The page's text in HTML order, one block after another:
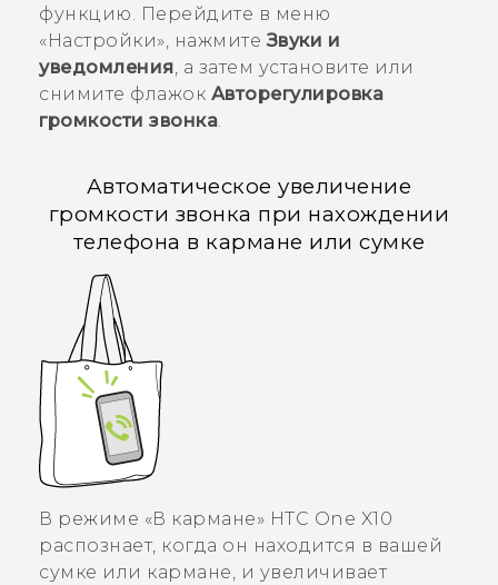
функцию. Перейдите в меню
«Настройки», нажмитеЗвуки и
уведомления , а затем установите или
снимите флажок Авторегулировка
громкости звонка
Автоматическое увеличение
громкости звонка при нахождении
телефона в кармане или сумке
В режиме «В кармане» HTC One X10
распознает, когда он находится в вашей
сумке или кармане, и увеличивает